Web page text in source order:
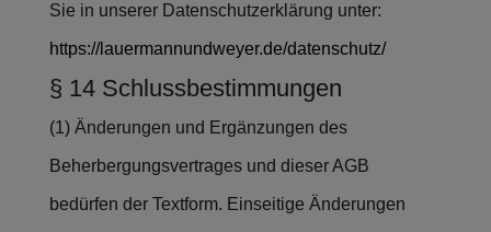
Sie in unserer Datenschutzerklärung unter:
https://lauermannundweyer.de/datenschutz/
§ 14 Schlussbestimmungen
(1) Änderungen und Ergänzungen des
Beherbergungsvertrages und dieser AGB
bedürfen der Textform. Einseitige Änderungen